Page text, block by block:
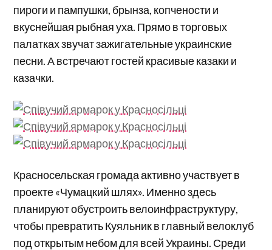
пироги и пампушки, брынза, копчености и
вкуснейшая рыбная уха. Прямо в торговых
палатках звучат зажигательные украинские
песни. А встречают гостей красивые казаки и
казачки.
Красносельская громада активно участвует в
проекте «Чумацкий шлях». Именно здесь
планируют обустроить велоинфраструктуру,
чтобы превратить Куяльник в главный велоклуб
под открытым небом для всей Украины. Среди